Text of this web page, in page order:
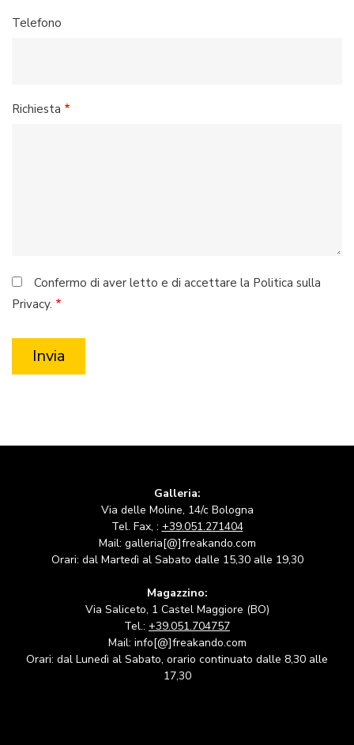
Telefono
Richiesta
Confermo di aver letto e di accettare la Politica sulla
Privacy.
Galleria:
Via delle Moline, 14/c Bologna
Tel. Fax, : +39.051.271404
Mail: galleria[@]freakando.com
Orari: dal Martedì al Sabato dalle 15,30 alle 19,30
Magazzino:
Via Saliceto, 1 Castel Maggiore (BO)
Tel.: +39.051.704757
Mail: info[@]freakando.com
Orari: dal Lunedì al Sabato, orario continuato dalle 8,30 alle
17,30